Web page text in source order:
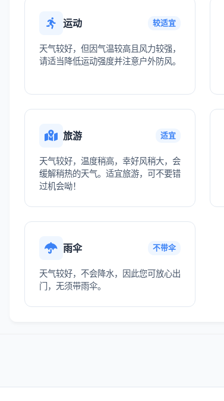
运动 较适宜
天气较好，但因气温较高且风力较强，
请适当降低运动强度并注意户外防风。
旅游 适宜
天气较好，温度稍高，幸好风稍大，会
缓解稍热的天气。适宜旅游，可不要错
过机会呦！
雨伞 不带伞
天气较好，不会降水，因此您可放心出
门，无须带雨伞。